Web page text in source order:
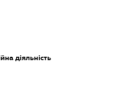
діяльність